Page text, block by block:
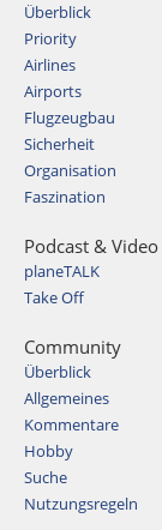
Überblick
Priority
Airlines
Airports
Flugzeugbau
Sicherheit
Organisation
Faszination
Podcast & Video
planeTALK
Take Off
Community
Überblick
Allgemeines
Kommentare
Hobby
Suche
Nutzungsregeln